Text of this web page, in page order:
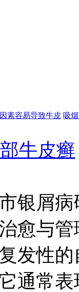
素容易导致牛皮 吸
牛皮癣
银屑病
愈与
发性
通常